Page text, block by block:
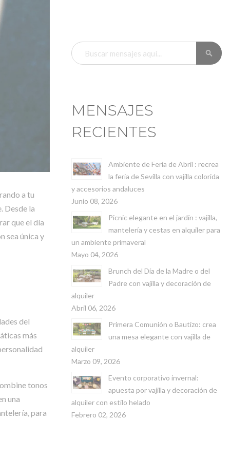
a tu
Desde la
que el día
sea única y
del
más
tonos
una
para
BUSCAR
MENSAJES
RECIENTES
Ambiente de Feria de Abril : recrea
la feria de Sevilla con vajilla colorida
y accesorios andaluces
Junio 08, 2026
Picnic elegante en el jardín : vajilla,
mantelería y cestas en alquiler para
un ambiente primaveral
Mayo 04, 2026
Brunch del Día de la Madre o del
Padre con vajilla y decoración de
alquiler
Abril 06, 2026
Primera Comunión o Bautizo: crea
una mesa elegante con vajilla de
alquiler
Marzo 09, 2026
Evento corporativo invernal:
apuesta por vajilla y decoración de
alquiler con estilo helado
Febrero 02, 2026